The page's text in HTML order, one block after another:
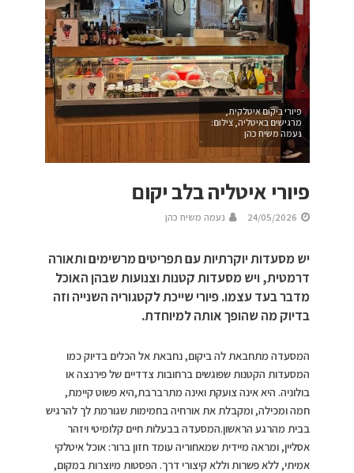
פיורי ביקום איטלקית,
מרגישים באיטליה, צילום:
נעמה משיח כהן
פיורי איטליה בלב יקום
24/05/2026 נעמה משיח כהן
יש מסעדות יוקרתיות עם תפריטים מרשימים ותאורה
דרמטית, ויש מסעדות קטנות וצנועות שבהן האוכל
מדבר בעד עצמו. פיורי שייכת לקטגוריה השנייה וזה
בדיוק מה שהופך אותה למיוחדת.
המסעדה מתחבאת לה ביקום, נחבאת אל הכלים בדיוק כמו
המסעדות הקטנות שפוגשים ברחובות צדדיים של פירנצה או
בולוניה. היא אינה צועקת ואינה מתרברבת,היא פשוט קיימת,
חמה ומכילה, ומקבלת את אורחיה בחמימות שגורמת לך להרגיש
בבית מהרגע הראשון.המסעדה בבעלות חיים קלומיטי ויזהר
אסליין, ומראה מיידית שמאחוריה עומד חזון ברור: אוכל איטלקי
אמיתי, ללא פשרות וללא קיצורי דרך. הפסטות מיוצרות במקום,